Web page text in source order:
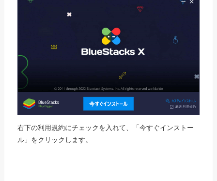
右下の利用規約にチェックを入れて、「今すぐインストー
ル」をクリックします。